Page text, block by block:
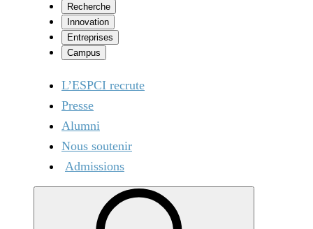
Recherche
Innovation
Entreprises
Campus
L’ESPCI recrute
Presse
Alumni
Nous soutenir
Admissions